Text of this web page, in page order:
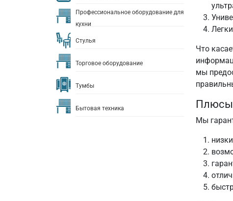
Профессиональное оборудование для
кухни
Стулья
Торговое оборудование
Тумбы
Бытовая техника
Что
мы
Плюсы
Мы